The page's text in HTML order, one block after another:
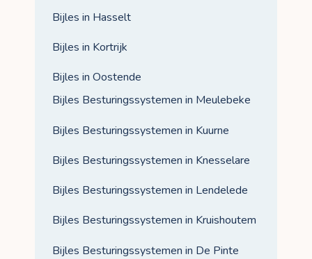
Bijles in Hasselt
Bijles in Kortrijk
Bijles in Oostende
Bijles Besturingssystemen in Meulebeke
Bijles Besturingssystemen in Kuurne
Bijles Besturingssystemen in Knesselare
Bijles Besturingssystemen in Lendelede
Bijles Besturingssystemen in Kruishoutem
Bijles Besturingssystemen in De Pinte